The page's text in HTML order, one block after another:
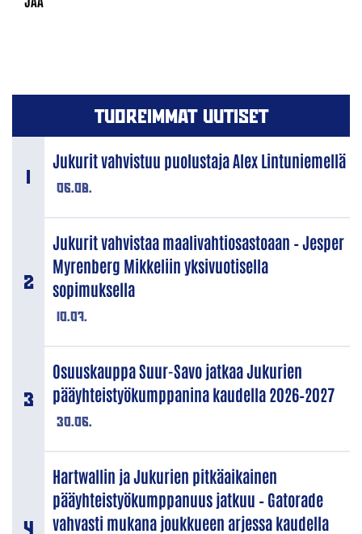
TUOREIMMAT UUTISET
06.08.
Jukurit vahvistuu puolustaja Alex Lintuniemellä
10.07.
Jukurit vahvistaa maalivahtiosastoaan – Jesper
Myrenberg Mikkeliin yksivuotisella
sopimuksella
30.06.
Osuuskauppa Suur-Savo jatkaa Jukurien
pääyhteistyökumppanina kaudella 2026–2027
Hartwallin ja Jukurien pitkäaikainen
pääyhteistyökumppanuus jatkuu – Gatorade
vahvasti mukana joukkueen arjessa kaudella